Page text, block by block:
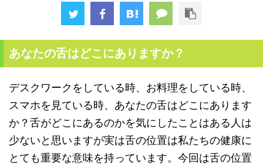
あなたの舌はどこにありますか？
デスクワークをしている時、お料理をしている時、
スマホを見ている時、あなたの舌はどこにあります
か？舌がどこにあるのかを気にしたことはある人は
少ないと思いますが実は舌の位置は私たちの健康に
とても重要な意味を持っています。今回は舌の位置